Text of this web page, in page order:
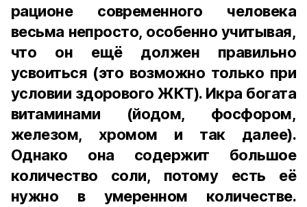
рационе современного человека
весьма непросто, особенно учитывая,
что он ещё должен правильно
усвоиться (это возможно только при
условии здорового ЖКТ). Икра богата
витаминами (йодом, фосфором,
железом, хромом и так далее).
Однако она содержит большое
количество соли, потому есть её
нужно в умеренном количестве.